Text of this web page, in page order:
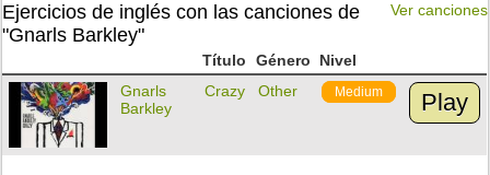
Ver canciones
Ejercicios de inglés con las canciones de
"Gnarls Barkley"
Título Género
Nivel
Gnarls
Barkley
Crazy Other Medium Play